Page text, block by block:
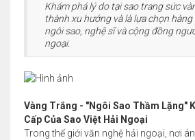
Khám phá lý do tại sao trang sức
thành xu hướng và là lựa chọn hàng
ngôi sao, nghệ sĩ và cộng đồng
ngoại.
Vàng Trắng - "Ngôi Sao Thầm Lặng"
Cấp Của Sao Việt Hải Ngoại
Trong thế giới văn nghệ hải ngoại, nơi